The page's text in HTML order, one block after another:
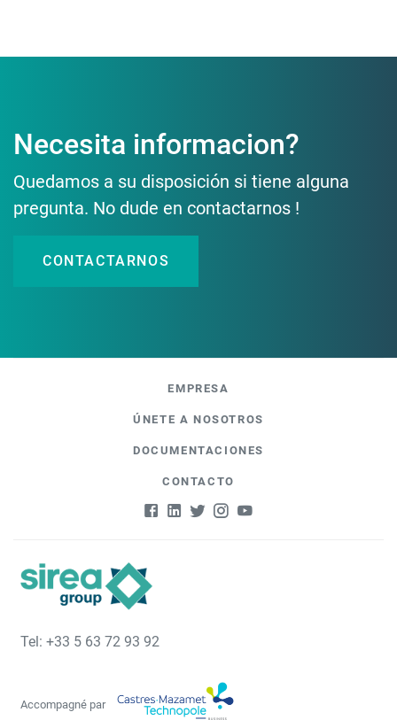
Necesita informacion?
Quedamos a su disposición si tiene alguna
pregunta. No dude en contactarnos !
CONTACTARNOS
EMPRESA
ÚNETE A NOSOTROS
DOCUMENTACIONES
CONTACTO
Tel: +33 5 63 72 93 92
Accompagné par